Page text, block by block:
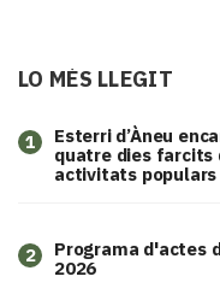
LO MÉS LLEGIT
1
Esterri d’Àneu
quatre dies farcits
activitats populars
2
Programa d'actes
2026